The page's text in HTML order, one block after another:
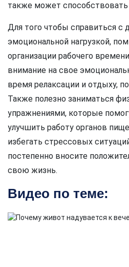
также может
Для того чтобы справиться с
эмоциональной нагрузкой,
организации рабочего
внимание на свое
время релаксации и отдыху,
Также полезно заниматься
упражнениями, которые
улучшить работу органов
избегать стрессовых
постепенно вносите
свою жизнь.
Видео по теме: